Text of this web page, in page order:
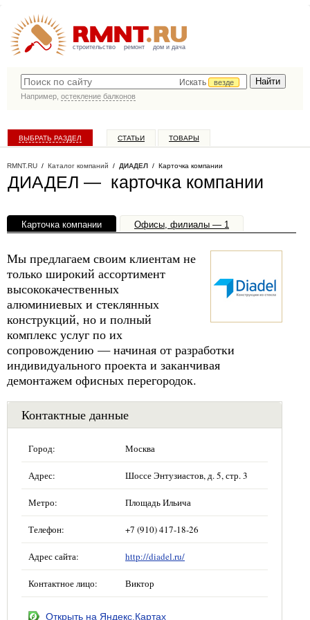
строительство ремонт дом и дача
Искать
везде
Например, остекление балконов
ВЫБРАТЬ РАЗДЕЛ СТАТЬИ ТОВАРЫ
RMNT.RU / Каталог компаний / ДИАДЕЛ / Карточка компании
ДИАДЕЛ — карточка компании
Карточка компании Офисы, филиалы — 1
Мы предлагаем своим клиентам не
только широкий ассортимент
высококачественных
алюминиевых и стеклянных
конструкций, но и полный
комплекс услуг по их
сопровождению — начиная от разработки
индивидуального проекта и заканчивая
демонтажем офисных перегородок.
Контактные данные
Город: Москва
Адрес: Шоссе Энтузиастов, д. 5, стр. 3
Метро: Площадь Ильича
Телефон: +7 (910) 417-18-26
Адрес сайта: http://diadel.ru/
Контактное лицо: Виктор
Открыть на Яндекс.Картах